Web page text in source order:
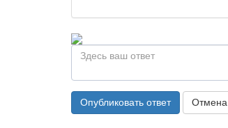
Опубликовать ответ Отмена